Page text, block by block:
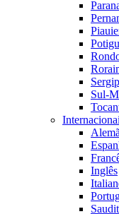
Sul-
Inglês